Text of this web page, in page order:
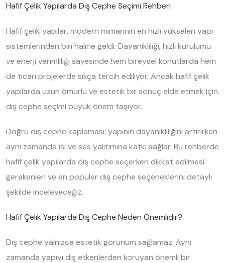
Hafif Çelik Yapılarda Dış Cephe Seçimi Rehberi
Hafif çelik yapılar, modern mimarinin en hızlı yükselen yapı
sistemlerinden biri haline geldi. Dayanıklılığı, hızlı kurulumu
ve enerji verimliliği sayesinde hem bireysel konutlarda hem
de ticari projelerde sıkça tercih ediliyor. Ancak hafif çelik
yapılarda uzun ömürlü ve estetik bir sonuç elde etmek için
dış cephe seçimi büyük önem taşıyor.
Doğru dış cephe kaplaması; yapının dayanıklılığını artırırken
aynı zamanda ısı ve ses yalıtımına katkı sağlar. Bu rehberde
hafif çelik yapılarda dış cephe seçerken dikkat edilmesi
gerekenleri ve en popüler dış cephe seçeneklerini detaylı
şekilde inceleyeceğiz.
Hafif Çelik Yapılarda Dış Cephe Neden Önemlidir?
Dış cephe yalnızca estetik görünüm sağlamaz. Aynı
zamanda yapıyı dış etkenlerden koruyan önemli bir